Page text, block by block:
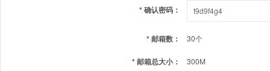
*确认密码：
*邮箱数： 30个
*邮箱总大小： 300M